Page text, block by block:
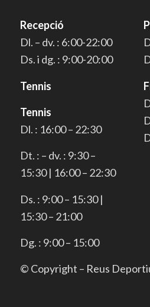
Recepció
Dl. – dv. : 6:00-22:00
Ds. i dg. : 9:00-20:00
Tennis
Tennis
Dl. : 16:00 – 22:30
Dt. : – dv. : 9:30 –
15:30 | 16:00 – 22:30
Ds. : 9:00 – 15:30 |
15:30 – 21:00
Dg. : 9:00 – 15:00
© Copyright – Reus